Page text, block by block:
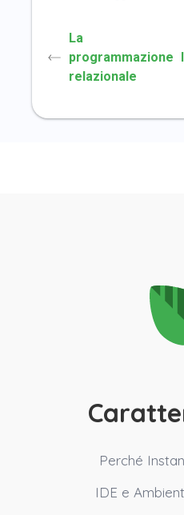
La
programmazione
relazionale
Perché
IDE e